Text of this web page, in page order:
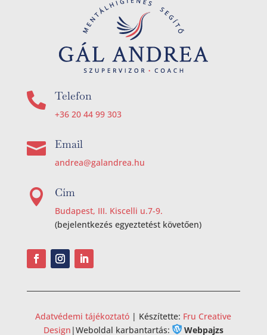
 Telefon
+36 20 44 99 303
 Email
andrea@galandrea.hu
 Cím
Budapest, III. Kiscelli u.7-9.
(bejelentkezés egyeztetést követően)
Adatvédemi tájékoztató | Készítette: Fru Creative
Design |Weboldal karbantartás: Webpajzs